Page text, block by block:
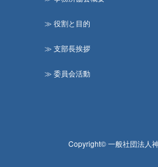
≫ 役割と目的
≫ 支部長挨拶
≫ 委員会活動
Copyright© 一般社団法人